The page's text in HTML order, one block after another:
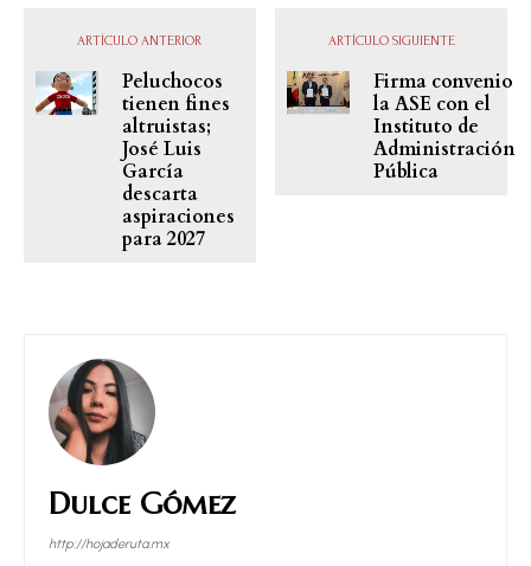
ARTÍCULO ANTERIOR
Peluchocos
tienen fines
altruistas;
José Luis
García
descarta
aspiraciones
para 2027
ARTÍCULO SIGUIENTE
Firma convenio
la ASE con el
Instituto de
Administración
Pública
Dulce Gómez
http://hojaderuta.mx